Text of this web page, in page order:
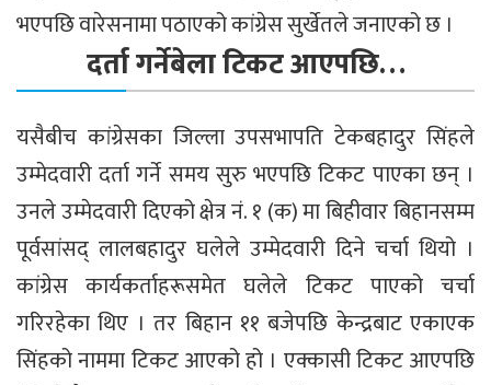
भएपछि वारेसनामा पठाएको कांग्रेस सुर्खेतले जनाएको छ ।
दर्ता गर्नेबेला टिकट आएपछि…
यसैबीच कांग्रेसका जिल्ला उपसभापति टेकबहादुर सिंहले
उम्मेदवारी दर्ता गर्ने समय सुरु भएपछि टिकट पाएका छन् ।
उनले उम्मेदवारी दिएको क्षेत्र नं. १ (क) मा बिहीवार बिहानसम्म
पूर्वसांसद् लालबहादुर घलेले उम्मेदवारी दिने चर्चा थियो ।
कांग्रेस कार्यकर्ताहरूसमेत घलेले टिकट पाएको चर्चा
गरिरहेका थिए । तर बिहान ११ बजेपछि केन्द्रबाट एकाएक
सिंहको नाममा टिकट आएको हो । एक्कासी टिकट आएपछि